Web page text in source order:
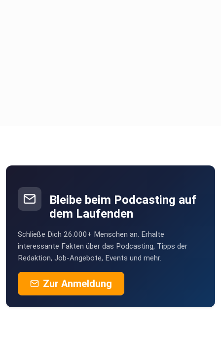
Bleibe beim Podcasting auf
dem Laufenden
Schließe Dich 26.000+ Menschen an. Erhalte
interessante Fakten über das Podcasting, Tipps der
Redaktion, Job-Angebote, Events und mehr.
Zur Anmeldung